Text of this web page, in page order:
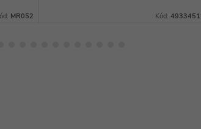
MR052 Kód: